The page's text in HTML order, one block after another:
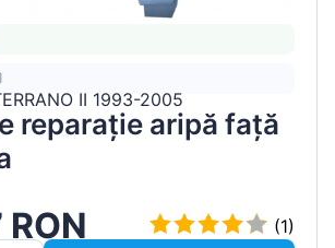
II 1993-2005
reparație aripă față
(1)